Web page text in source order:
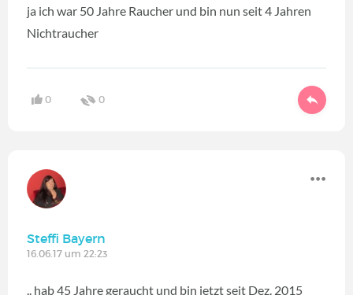
ja ich war 50 Jahre Raucher und bin nun seit 4 Jahren
Nichtraucher
0 0
Steffi Bayern
16.06.17 um 22:23
.. hab 45 Jahre geraucht und bin jetzt seit Dez. 2015